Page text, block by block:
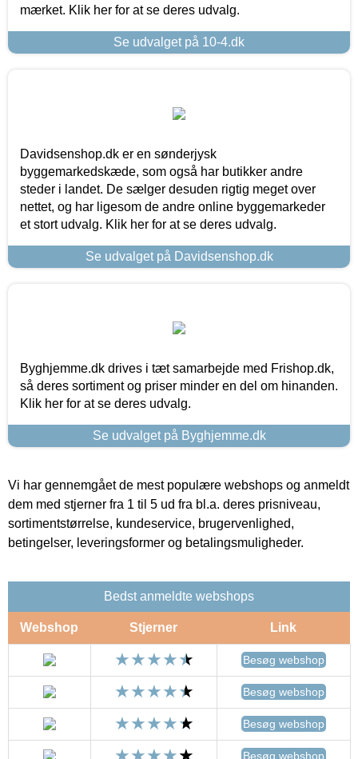
mærket. Klik her for at se deres udvalg.
Se udvalget på 10-4.dk
Davidsenshop.dk er en sønderjysk
byggemarkedskæde, som også har butikker andre
steder i landet. De sælger desuden rigtig meget over
nettet, og har ligesom de andre online byggemarkeder
et stort udvalg. Klik her for at se deres udvalg.
Se udvalget på Davidsenshop.dk
Byghjemme.dk drives i tæt samarbejde med Frishop.dk,
så deres sortiment og priser minder en del om hinanden.
Klik her for at se deres udvalg.
Se udvalget på Byghjemme.dk
Vi har gennemgået de mest populære webshops og anmeldt
dem med stjerner fra 1 til 5 ud fra bl.a. deres prisniveau,
sortimentstørrelse, kundeservice, brugervenlighed,
betingelser, leveringsformer og betalingsmuligheder.
Bedst anmeldte webshops
Webshop Stjerner Link
Besøg webshop
Besøg webshop
Besøg webshop
Besøg webshop